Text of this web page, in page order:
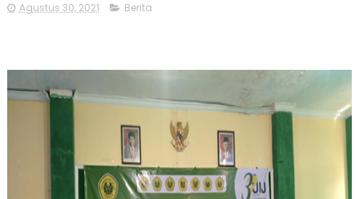
Agustus 30, 2021 Berita